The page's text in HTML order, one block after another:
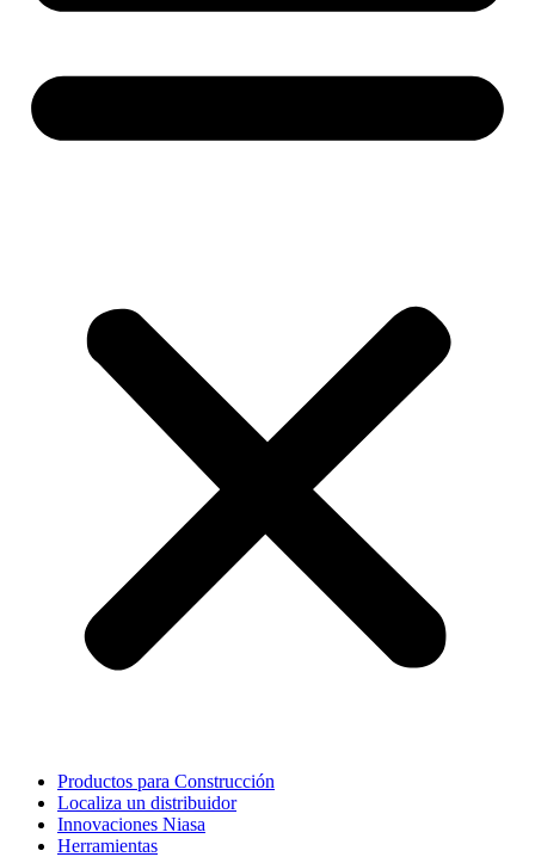
Productos para Construcción
Localiza un distribuidor
Innovaciones Niasa
Herramientas